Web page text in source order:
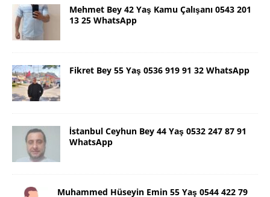
Mehmet Bey 42 Yaş Kamu Çalışanı 0543 201
13 25 WhatsApp
Fikret Bey 55 Yaş 0536 919 91 32 WhatsApp
İstanbul Ceyhun Bey 44 Yaş 0532 247 87 91
WhatsApp
Muhammed Hüseyin Emin 55 Yaş 0544 422 79